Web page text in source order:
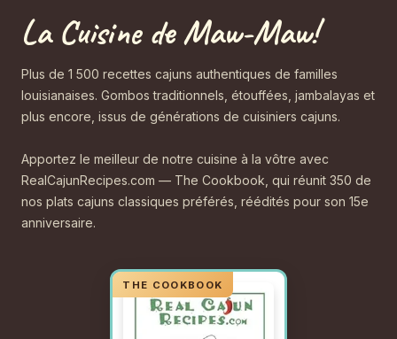
La Cuisine de Maw-Maw!
Plus de 1 500 recettes cajuns authentiques de familles
louisianaises. Gombos traditionnels, étouffées, jambalayas et
plus encore, issus de générations de cuisiniers cajuns.
Apportez le meilleur de notre cuisine à la vôtre avec
RealCajunRecipes.com — The Cookbook, qui réunit 350 de
nos plats cajuns classiques préférés, réédités pour son 15e
anniversaire.